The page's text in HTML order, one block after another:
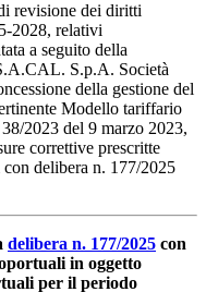
revisione dei diritti
2028, relativi
a seguito della
S.p.A. Società
della gestione del
Modello tariffario
2023 del 9 marzo 2023,
correttive prescritte
delibera n. 177/2025
delibera n. 177/2025 con
in oggetto
per il periodo